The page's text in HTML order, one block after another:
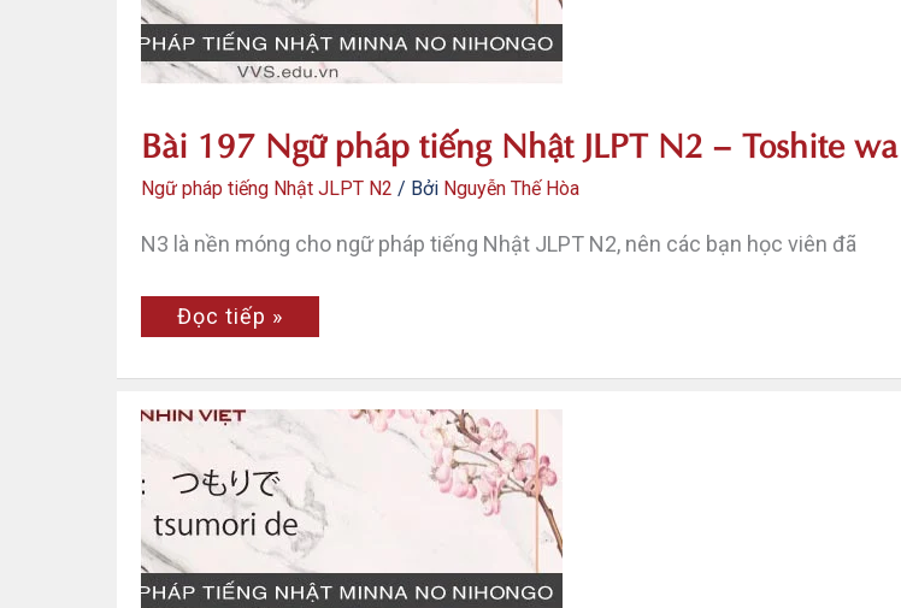
Bài 197 Ngữ pháp tiếng Nhật JLPT N2 – Toshite wa
Ngữ pháp tiếng Nhật JLPT N2 / Bởi Nguyễn Thế Hòa
N3 là nền móng cho ngữ pháp tiếng Nhật JLPT N2, nên các bạn học viên đã
Bài
197
pháp
Nhật
N2
–
Toshite
wa
Đọc tiếp »